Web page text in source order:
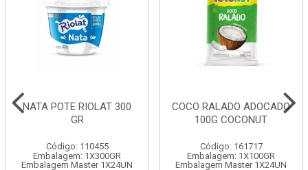
NATA POTE RIOLAT 300
GR
Código: 110455
Embalagem: 1X300GR
Embalagem Master 1X24UN
COCO RALADO ADOCADO
100G COCONUT
Código: 161717
Embalagem: 1X100GR
Embalagem Master 1X24UN